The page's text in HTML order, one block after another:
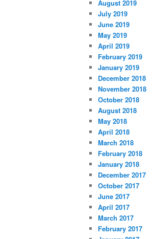
August 2019
July 2019
June 2019
May 2019
April 2019
February 2019
January 2019
December 2018
November 2018
October 2018
August 2018
May 2018
April 2018
March 2018
February 2018
January 2018
December 2017
October 2017
June 2017
April 2017
March 2017
February 2017